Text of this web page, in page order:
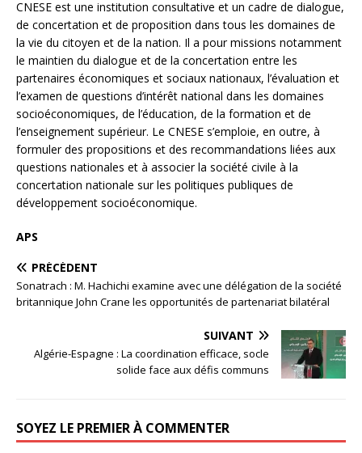
CNESE est une institution consultative et un cadre de dialogue,
de concertation et de proposition dans tous les domaines de
la vie du citoyen et de la nation. Il a pour missions notamment
le maintien du dialogue et de la concertation entre les
partenaires économiques et sociaux nationaux, l’évaluation et
l’examen de questions d’intérêt national dans les domaines
socioéconomiques, de l’éducation, de la formation et de
l’enseignement supérieur. Le CNESE s’emploie, en outre, à
formuler des propositions et des recommandations liées aux
questions nationales et à associer la société civile à la
concertation nationale sur les politiques publiques de
développement socioéconomique.
APS
PRÉCÉDENT
Sonatrach : M. Hachichi examine avec une délégation de la société
britannique John Crane les opportunités de partenariat bilatéral
SUIVANT
Algérie-Espagne : La coordination efficace, socle
solide face aux défis communs
SOYEZ LE PREMIER À COMMENTER